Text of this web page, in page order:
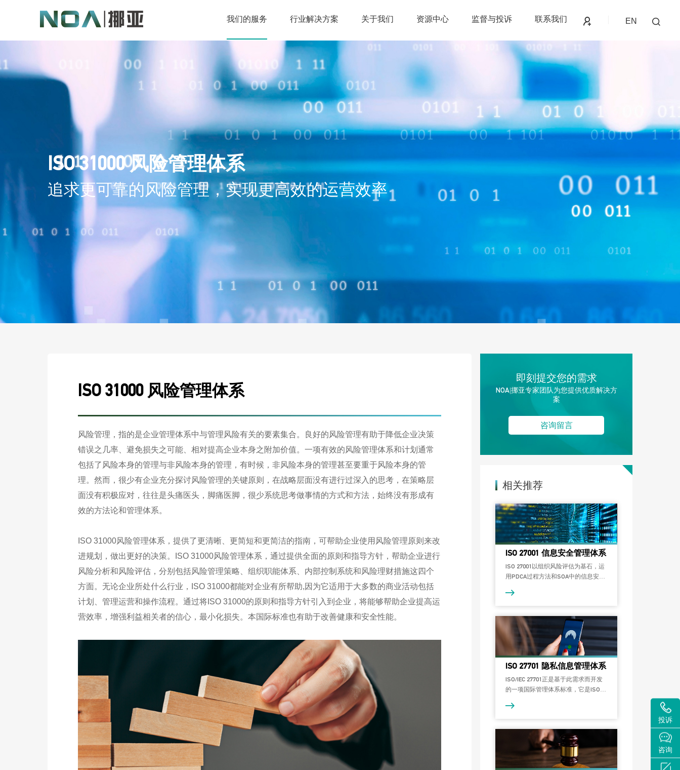
EN
我们的服务 行业解决方案 关于我们 资源中心 监督与投诉 联系我们
投诉
咨询
ISO 31000 风险管理体系
追求更可靠的风险管理，实现更高效的运营效率
ISO 31000 风险管理体系
风险管理，指的是企业管理体系中与管理风险有关的要素集合。良好的风险管理有助于降低企业决策
错误之几率、避免损失之可能、相对提高企业本身之附加价值。一项有效的风险管理体系和计划通常
包括了风险本身的管理与非风险本身的管理，有时候，非风险本身的管理甚至要重于风险本身的管
理。然而，很少有企业充分探讨风险管理的关键原则，在战略层面没有进行过深入的思考，在策略层
面没有积极应对，往往是头痛医头，脚痛医脚，很少系统思考做事情的方式和方法，始终没有形成有
效的方法论和管理体系。
ISO 31000风险管理体系，提供了更清晰、更简短和更简洁的指南，可帮助企业使用风险管理原则来改
进规划，做出更好的决策。ISO 31000风险管理体系，通过提供全面的原则和指导方针，帮助企业进行
风险分析和风险评估，分别包括风险管理策略、组织职能体系、内部控制系统和风险理财措施这四个
方面。无论企业所处什么行业，ISO 31000都能对企业有所帮助,因为它适用于大多数的商业活动包括
计划、管理运营和操作流程。通过将ISO 31000的原则和指导方针引入到企业，将能够帮助企业提高运
营效率，增强利益相关者的信心，最小化损失。本国际标准也有助于改善健康和安全性能。
即刻提交您的需求
NOA|挪亚专家团队为您提供优质解决方
案
咨询留言
相关推荐
ISO 27001 信息安全管理体系
ISO 27001以组织风险评估为基石，运
用PDCA过程方法和SOA中的信息安全
题，实现信息安全目标。
ISO 27701 隐私信息管理体系
ISO/IEC 27701正是基于此需求而开发
的一项国际管理体系标准，它是ISO
27002（信息安全控制实践指南）在隐